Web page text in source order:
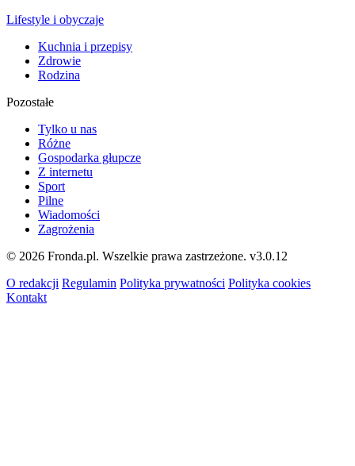
Lifestyle i obyczaje
Kuchnia i przepisy
Zdrowie
Rodzina
Pozostałe
Tylko u nas
Różne
Gospodarka głupcze
Z internetu
Sport
Pilne
Wiadomości
Zagrożenia
© 2026 Fronda.pl. Wszelkie prawa zastrzeżone. v3.0.12
O redakcji Regulamin Polityka prywatności Polityka cookies
Kontakt